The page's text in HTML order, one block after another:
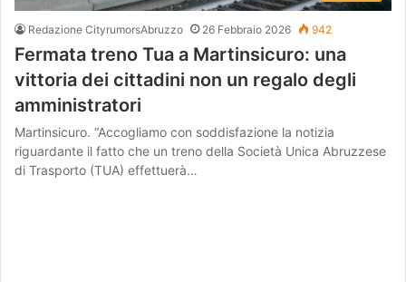
Redazione CityrumorsAbruzzo 26 Febbraio 2026 942
Fermata treno Tua a Martinsicuro: una
vittoria dei cittadini non un regalo degli
amministratori
Martinsicuro. “Accogliamo con soddisfazione la notizia
riguardante il fatto che un treno della Società Unica Abruzzese
di Trasporto (TUA) effettuerà…